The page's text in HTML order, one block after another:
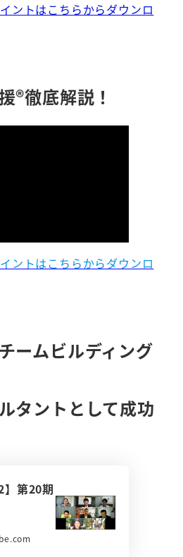
ントはこちらからダウンロ
®︎徹底解説！
ントはこちらからダウンロ
ームビルディング
タントとして成功
】第20期